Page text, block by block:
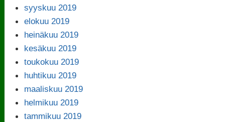
syyskuu 2019
elokuu 2019
heinäkuu 2019
kesäkuu 2019
toukokuu 2019
huhtikuu 2019
maaliskuu 2019
helmikuu 2019
tammikuu 2019